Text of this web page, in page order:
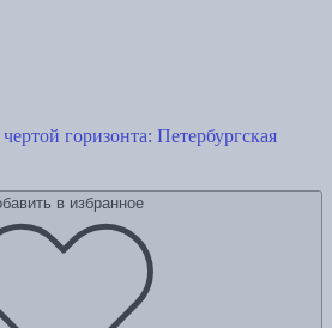
чертой горизонта: Петербургская
в избранное